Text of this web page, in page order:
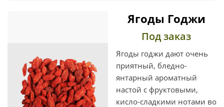
Ягоды Годжи
Под заказ
Ягоды годжи дают очень
приятный, бледно-
янтарный ароматный
настой с фруктовыми,
кисло-сладкими нотами во